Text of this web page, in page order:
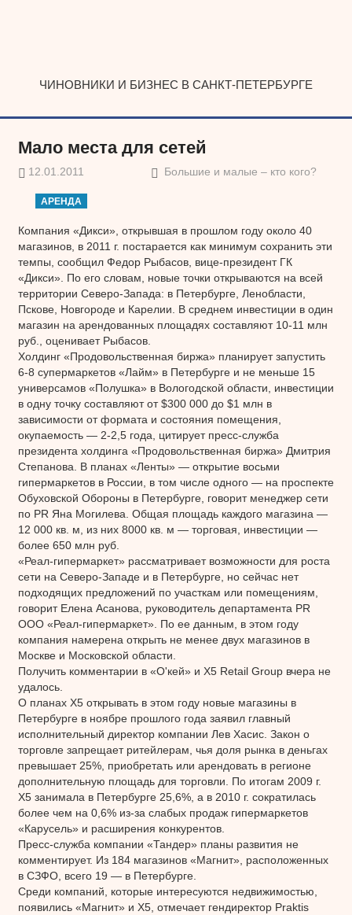
ЧИНОВНИКИ И БИЗНЕС В САНКТ-ПЕТЕРБУРГЕ
Мало места для сетей
12.01.2011 Большие и малые – кто кого?
АРЕНДА
Компания «Дикси», открывшая в прошлом году около 40
магазинов, в 2011 г. постарается как минимум сохранить эти
темпы, сообщил Федор Рыбасов, вице-президент ГК
«Дикси». По его словам, новые точки открываются на всей
территории Северо-Запада: в Петербурге, Ленобласти,
Пскове, Новгороде и Карелии. В среднем инвестиции в один
магазин на арендованных площадях составляют 10-11 млн
руб., оценивает Рыбасов.
Холдинг «Продовольственная биржа» планирует запустить
6-8 супермаркетов «Лайм» в Петербурге и не меньше 15
универсамов «Полушка» в Вологодской области, инвестиции
в одну точку составляют от $300 000 до $1 млн в
зависимости от формата и состояния помещения,
окупаемость — 2-2,5 года, цитирует пресс-служба
президента холдинга «Продовольственная биржа» Дмитрия
Степанова. В планах «Ленты» — открытие восьми
гипермаркетов в России, в том числе одного — на проспекте
Обуховской Обороны в Петербурге, говорит менеджер сети
по PR Яна Могилева. Общая площадь каждого магазина —
12 000 кв. м, из них 8000 кв. м — торговая, инвестиции —
более 650 млн руб.
«Реал-гипермаркет» рассматривает возможности для роста
сети на Северо-Западе и в Петербурге, но сейчас нет
подходящих предложений по участкам или помещениям,
говорит Елена Асанова, руководитель департамента PR
ООО «Реал-гипермаркет». По ее данным, в этом году
компания намерена открыть не менее двух магазинов в
Москве и Московской области.
Получить комментарии в «О'кей» и X5 Retail Group вчера не
удалось.
О планах X5 открывать в этом году новые магазины в
Петербурге в ноябре прошлого года заявил главный
исполнительный директор компании Лев Хасис. Закон о
торговле запрещает ритейлерам, чья доля рынка в деньгах
превышает 25%, приобретать или арендовать в регионе
дополнительную площадь для торговли. По итогам 2009 г.
Х5 занимала в Петербурге 25,6%, а в 2010 г. сократилась
более чем на 0,6% из-за слабых продаж гипермаркетов
«Карусель» и расширения конкурентов.
Пресс-служба компании «Тандер» планы развития не
комментирует. Из 184 магазинов «Магнит», расположенных
в СЗФО, всего 19 — в Петербурге.
Среди компаний, которые интересуются недвижимостью,
появились «Магнит» и Х5, отмечает гендиректор Praktis